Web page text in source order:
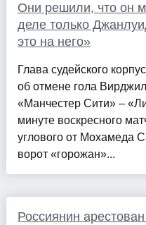
Они решили, что он
деле только
это на него»
Глава судейского
об отмене гола
«Манчестер Сити» –
минуте воскресного
углового от Мохамеда
ворот «горожан»...
Россиянин